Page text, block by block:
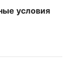
условия